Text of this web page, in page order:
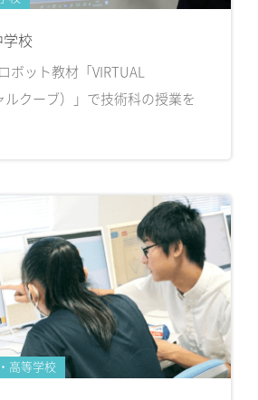
学校
ボット教材「VIRTUAL
ルクーブ）」で技術科の授業を
高等学校